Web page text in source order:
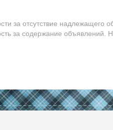
за отсутствие надлежащего
за содержание объявлений.